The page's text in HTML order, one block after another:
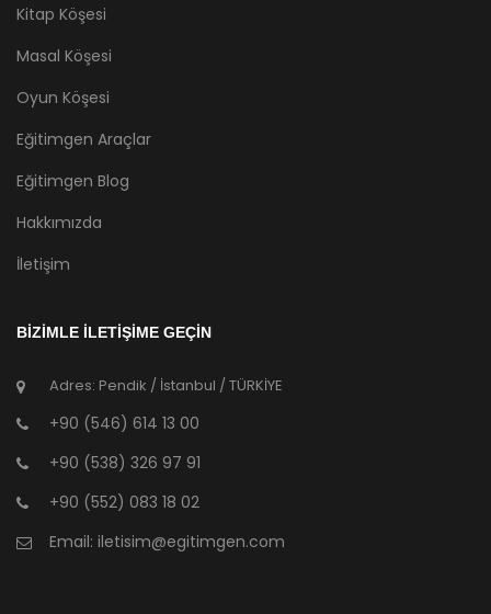
Kitap Köşesi
Masal Köşesi
Oyun Köşesi
Eğitimgen Araçlar
Eğitimgen Blog
Hakkımızda
İletişim
BİZİMLE İLETİŞİME GEÇİN
Adres: Pendik / İstanbul / TÜRKİYE
+90 (546) 614 13 00
+90 (538) 326 97 91
+90 (552) 083 18 02
Email: iletisim@egitimgen.com